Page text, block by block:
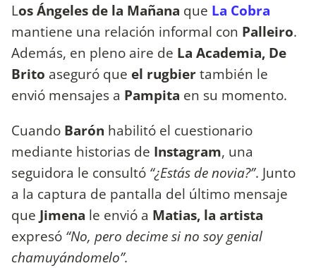
Los Ángeles de la Mañana que La Cobra
mantiene una relación informal con Palleiro.
Además, en pleno aire de La Academia, De
Brito aseguró que el rugbiertambién le
envió mensajes a Pampita en su momento.
Cuando Barón habilitó el cuestionario
mediante historias de Instagram, una
seguidora le consultó “¿Estás de novia?”. Junto
a la captura de pantalla del último mensaje
que Jimena le envió a Matias, la artista
expresó “No, pero decime si no soy genial
chamuyándomelo”.